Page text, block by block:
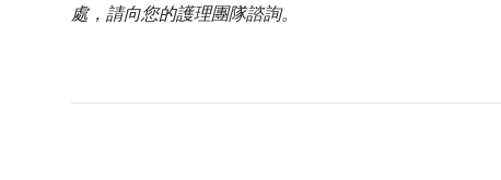
處，請向您的護理團隊諮詢。